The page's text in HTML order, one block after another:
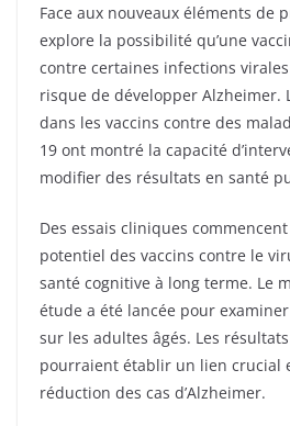
Face aux nouveaux éléments de
explore la possibilité qu’une
contre certaines infections
risque de développer Alzheimer.
dans les vaccins contre des
19 ont montré la capacité
modifier des résultats en santé
Des essais cliniques
potentiel des vaccins contre le
santé cognitive à long terme. Le
étude a été lancée pour examiner
sur les adultes âgés. Les
pourraient établir un lien crucial
réduction des cas d’Alzheimer.